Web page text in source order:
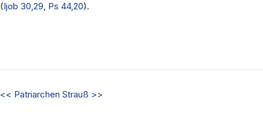
(Ijob 30,29, Ps 44,20).
<< Patriarchen Strauß >>